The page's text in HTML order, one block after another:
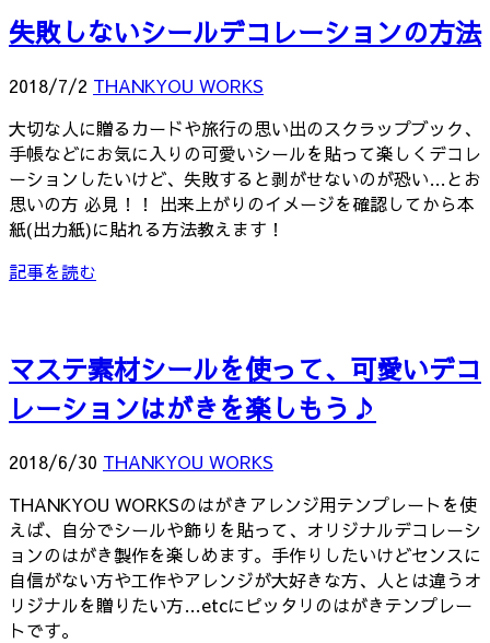
失敗しないシールデコレーションの方法
2018/7/2 THANKYOU WORKS
大切な人に贈るカードや旅行の思い出のスクラップブック、
手帳などにお気に入りの可愛いシールを貼って楽しくデコレ
ーションしたいけど、失敗すると剥がせないのが恐い…とお
思いの方 必見！！ 出来上がりのイメージを確認してから本
紙(出力紙)に貼れる方法教えます！
記事を読む
マステ素材シールを使って、可愛いデコ
レーションはがきを楽しもう♪
2018/6/30 THANKYOU WORKS
THANKYOU WORKSのはがきアレンジ用テンプレートを使
えば、自分でシールや飾りを貼って、オリジナルデコレーシ
ョンのはがき製作を楽しめます。手作りしたいけどセンスに
自信がない方や工作やアレンジが大好きな方、人とは違うオ
リジナルを贈りたい方…etcにピッタリのはがきテンプレー
トです。